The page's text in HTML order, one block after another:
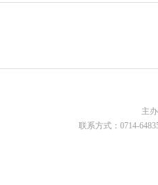
主
联系方式：0714-